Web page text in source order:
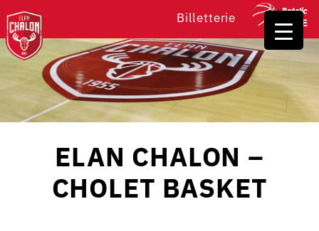
Billetterie
ELAN CHALON –
CHOLET BASKET